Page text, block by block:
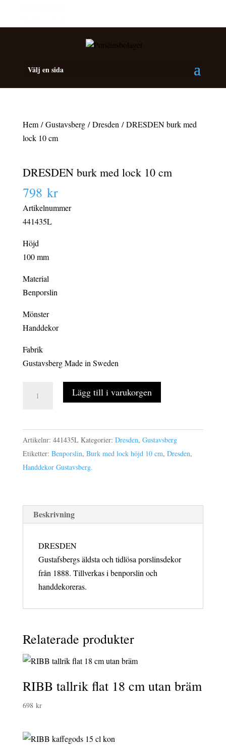
Välj en sida
Hem/Gustavsberg/Dresden / DRESDEN burk med
lock 10 cm
DRESDEN burk med lock 10 cm
798 kr
Artikelnummer
441435L
Höjd
100 mm
Material
Benporslin
Mönster
Handdekor
Fabrik
Gustavsberg Made in Sweden
lock
10
cm
mängd
Lägg till i varukorgen
Artikelnr: 441435L Kategorier: Dresden, Gustavsberg
Etiketter: Benporslin, Burk med lock höjd 10 cm, Dresden,
Handdekor Gustavsberg.
Beskrivning
DRESDEN
Gustafsbergs äldsta och tidlösa porslinsdekor
från 1888. Tillverkas i benporslin och
handdekoreras.
Relaterade produkter
RIBB tallrik flat 18 cm utan bräm
698 kr